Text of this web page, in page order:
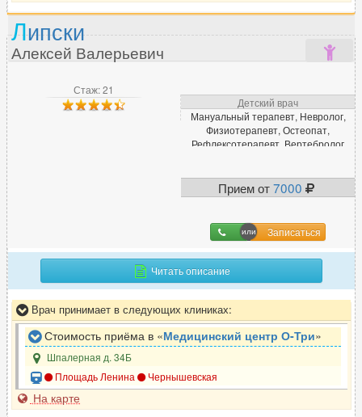
Стаж: 21
Детский врач
Мануальный терапевт, Невролог,
Физиотерапевт, Остеопат,
Рефлексотерапевт, Вертебролог
Прием от7000
Записаться
Липски
Алексей Валерьевич
Читать описание
Врач принимает в следующих клиниках:
Стоимость приёма в «Медицинский центр О-Три»
Шпалерная д. 34Б
Площадь Ленина
Чернышевская
На карте